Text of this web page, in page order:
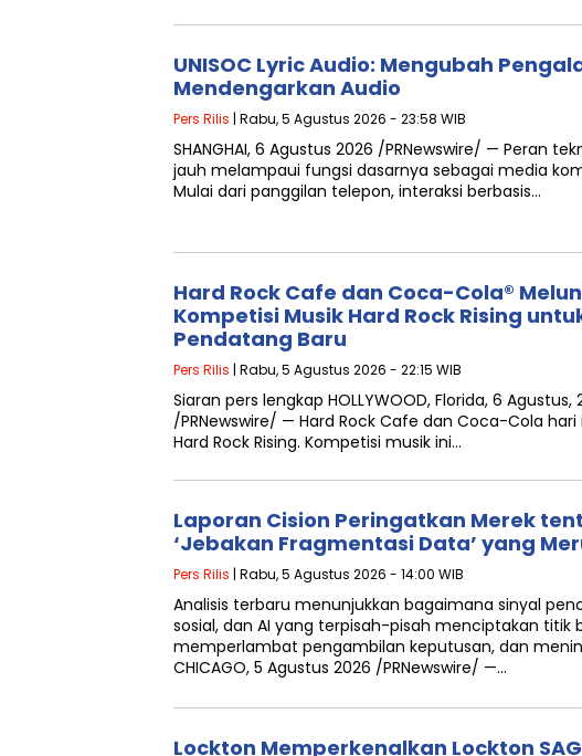
UNISOC Lyric Audio: Mengubah
Mendengarkan Audio
Pers Rilis | Rabu, 5 Agustus 2026 - 23:58 WIB
SHANGHAI, 6 Agustus 2026 /PRNewswire/ — Peran
jauh melampaui fungsi dasarnya sebagai media
Mulai dari panggilan telepon, interaksi berbasis…
Hard Rock Cafe dan Coca-Cola®
Kompetisi Musik Hard Rock Rising
Pendatang Baru
Pers Rilis | Rabu, 5 Agustus 2026 - 22:15 WIB
Siaran pers lengkap HOLLYWOOD, Florida, 6 Agustus,
/PRNewswire/ — Hard Rock Cafe dan Coca-Cola
Hard Rock Rising. Kompetisi musik ini…
Laporan Cision Peringatkan Merek
‘Jebakan Fragmentasi Data’ yang
Pers Rilis | Rabu, 5 Agustus 2026 - 14:00 WIB
Analisis terbaru menunjukkan bagaimana sinyal
sosial, dan AI yang terpisah-pisah menciptakan titik
memperlambat pengambilan keputusan, dan
CHICAGO, 5 Agustus 2026 /PRNewswire/ —…
Lockton Memperkenalkan Lockton